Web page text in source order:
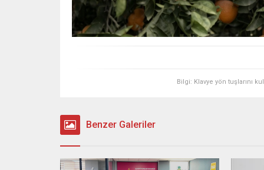
Bilgi: Klavye yön tuşlarını
Benzer Galeriler